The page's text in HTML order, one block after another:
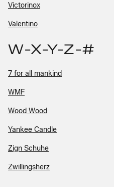
Victorinox
Valentino
W-X-Y-Z-#
7 for all mankind
WMF
Wood Wood
Yankee Candle
Zign Schuhe
Zwillingsherz